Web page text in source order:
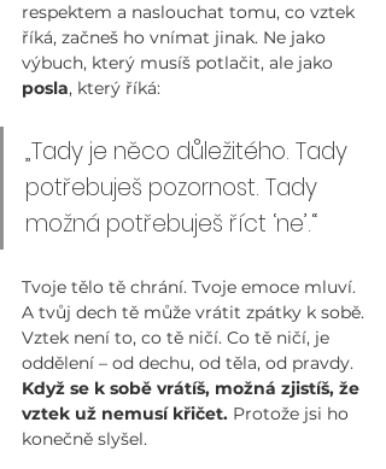
respektem a naslouchat tomu, co vztek
říká, začneš ho vnímat jinak. Ne jako
výbuch, který musíš potlačit, ale jako
posla, který říká:
„Tady je něco důležitého. Tady
potřebuješ pozornost. Tady
možná potřebuješ říct ‘ne’.“
Tvoje tělo tě chrání. Tvoje emoce mluví.
A tvůj dech tě může vrátit zpátky k sobě.
Vztek není to, co tě ničí. Co tě ničí, je
oddělení – od dechu, od těla, od pravdy.
Když se k sobě vrátíš, možná zjistíš, že
vztek už nemusí křičet. Protože jsi ho
konečně slyšel.